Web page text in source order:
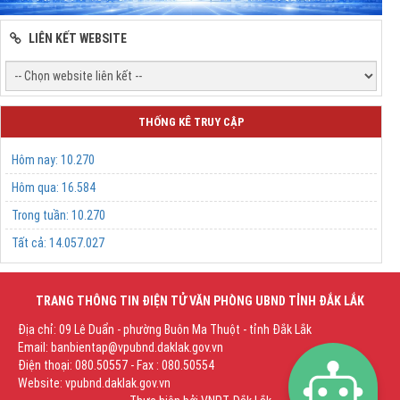
LIÊN KẾT WEBSITE
THỐNG KÊ TRUY CẬP
Hôm nay: 10.270
Hôm qua: 16.584
Trong tuần: 10.270
Tất cả: 14.057.027
TRANG THÔNG TIN ĐIỆN TỬ VĂN PHÒNG UBND TỈNH ĐẮK LẮK
Địa chỉ: 09 Lê Duẩn - phường Buôn Ma Thuột - tỉnh Đắk Lắk
Email: banbientap@vpubnd.daklak.gov.vn
Điện thoại: 080.50557 - Fax : 080.50554
Website: vpubnd.daklak.gov.vn